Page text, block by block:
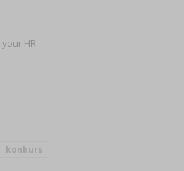
HR
konkurs